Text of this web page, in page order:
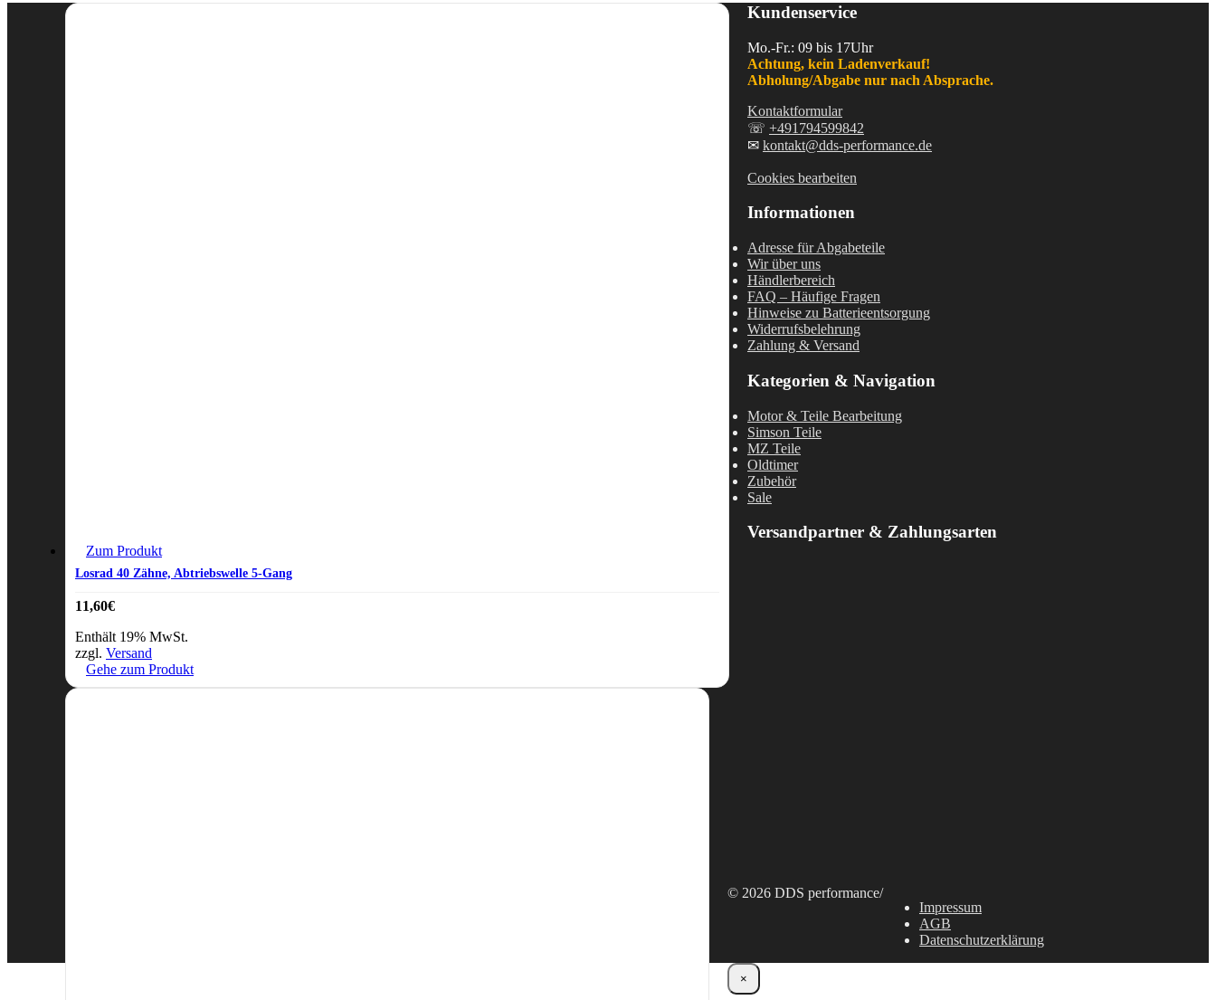
Zum Produkt
Losrad 40 Zähne, Abtriebswelle 5-Gang
11,60€
Enthält 19% MwSt.
zzgl. Versand
Gehe zum Produkt
Kundenservice
Mo.-Fr.: 09 bis 17Uhr
Achtung, kein Ladenverkauf!
Abholung/Abgabe nur nach Absprache.
Kontaktformular
☏ +491794599842
✉ kontakt@dds-performance.de
Cookies bearbeiten
Informationen
Adresse für Abgabeteile
Wir über uns
Händlerbereich
FAQ – Häufige Fragen
Hinweise zu Batterieentsorgung
Widerrufsbelehrung
Zahlung & Versand
Kategorien & Navigation
Motor & Teile Bearbeitung
Simson Teile
MZ Teile
Oldtimer
Zubehör
Sale
Versandpartner & Zahlungsarten
© 2026 DDS performance/
Impressum
AGB
Datenschutzerklärung
×